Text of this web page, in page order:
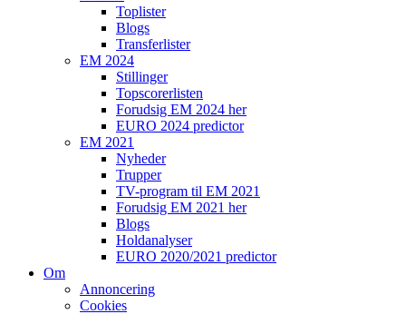
Toplister
Blogs
Transferlister
EM 2024
Stillinger
Topscorerlisten
Forudsig EM 2024 her
EURO 2024 predictor
EM 2021
Nyheder
Trupper
TV-program til EM 2021
Forudsig EM 2021 her
Blogs
Holdanalyser
EURO 2020/2021 predictor
Om
Annoncering
Cookies